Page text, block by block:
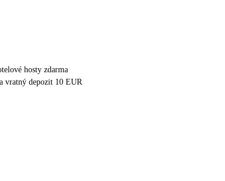
hosty zdarma
vratný depozit 10 EUR